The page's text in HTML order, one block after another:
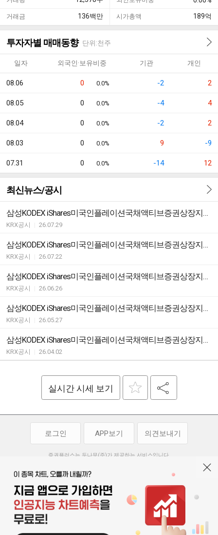
거래금 136백만 시가총액 189억
투자자별 매매동향 단위:천주
일자 외국인·보유비중 기관 개인
08.06 0 0.0% -2 2
08.05 0 0.0% -4 4
08.04 0 0.0% -2 2
08.03 0 0.0% 9 -9
07.31 0 0.0% -14 12
최신뉴스/공시
삼성KODEX iShares미국인플레이션국채액티브증권상장지수투자신탁[채권-재간접형] ETF 분배락 기준가격 안내
KRX공시 26.07.29
삼성KODEX iShares미국인플레이션국채액티브증권상장지수투자신탁[채권-재간접형] ETF변경등록ㆍ집합투자규약 변경
KRX공시 26.07.22
삼성KODEX iShares미국인플레이션국채액티브증권상장지수투자신탁[채권-재간접형] ETF 분배락 기준가격 안내
KRX공시 26.06.26
삼성KODEX iShares미국인플레이션국채액티브증권상장지수투자신탁[채권-재간접형] ETF 분배락 기준가격 안내
KRX공시 26.05.27
삼성KODEX iShares미국인플레이션국채액티브증권상장지수투자신탁[채권-재간접형] ETF기타시장안내
KRX공시 26.04.02
실시간 시세 보기
로그인 APP보기 의견보내기
증권플러스는 두나무(주)가 제공하는 서비스입니다.
투자 참고사항이며, 정보 제공 과정에서 오류나 지연이 발생할 수 있습니다.
두나무(주)는 제공된 정보에 의한 투자 결과에 대하여 법적인 책임을
부담하지 않습니다. 본 서비스에서 제공되는 정보의 무단 배포를 금합니다.
이용약관 | 청소년보호정책 개인정보처리방침
기사배열 기본방침 | 고객센터 |
오픈소스 라이선스
서울특별시 서초구 강남대로 369, 15층
사업자 등록번호 119-86-54968